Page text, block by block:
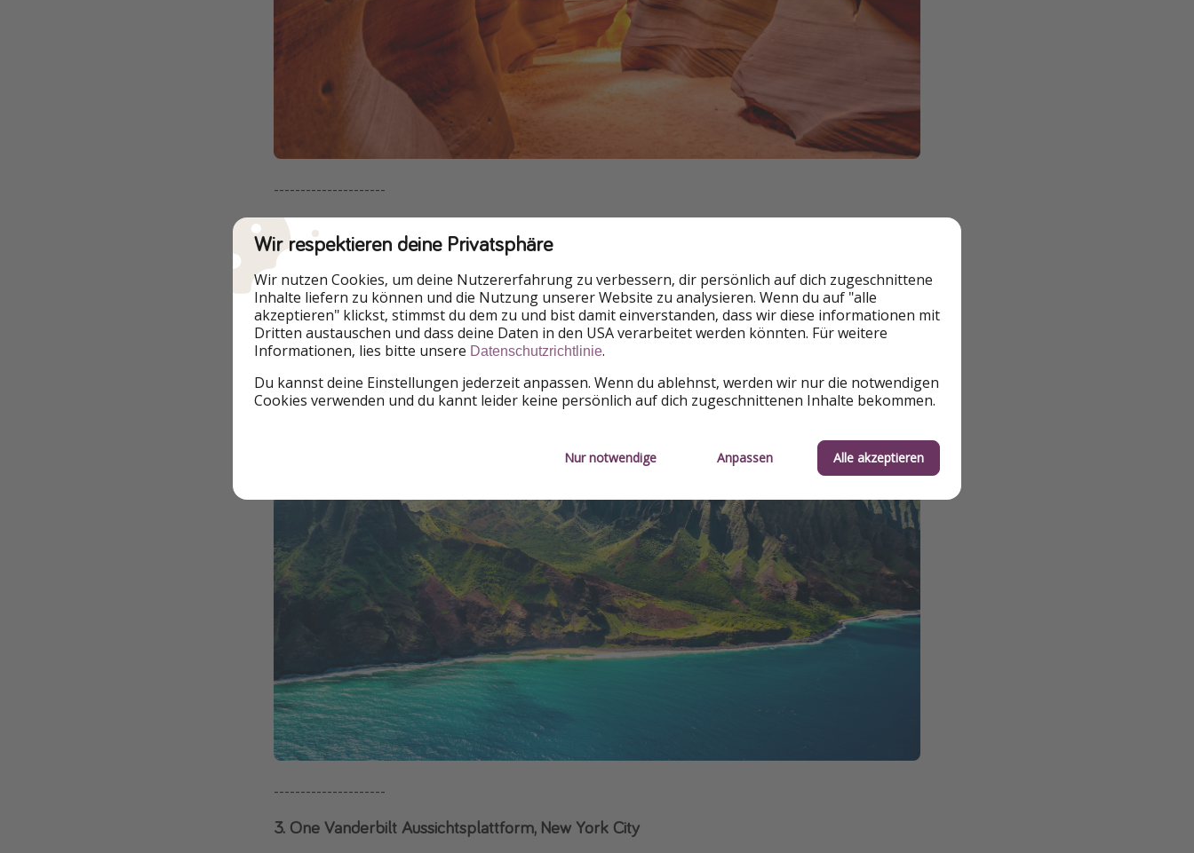
---------------------
2. Nā Pali Coast, Kauai, Hawaii
Bizarr und wunderschön! Vermutlich kennt man die Küste eher aus der Werbung oder aus
Filmen. Sie liegt auf der eher unbekannteren InselKauai. Am schönsten sieht man die Küste bei
einem Helikopterflug.
---------------------
3. One Vanderbilt Aussichtsplattform, New York City
Wir respektieren deine Privatsphäre
Wir nutzen Cookies, um deine Nutzererfahrung zu verbessern, dir persönlich auf dich zugeschnittene
Inhalte liefern zu können und die Nutzung unserer Website zu analysieren. Wenn du auf "alle
akzeptieren" klickst, stimmst du dem zu und bist damit einverstanden, dass wir diese informationen mit
Dritten austauschen und dass deine Daten in den USA verarbeitet werden könnten. Für weitere
Informationen, lies bitte unsere Datenschutzrichtlinie.
Du kannst deine Einstellungen jederzeit anpassen. Wenn du ablehnst, werden wir nur die notwendigen
Cookies verwenden und du kannt leider keine persönlich auf dich zugeschnittenen Inhalte bekommen.
Nur notwendige Anpassen Alle akzeptieren